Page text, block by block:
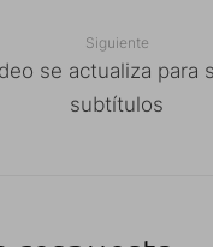
Siguiente
se actualiza para
subtítulos